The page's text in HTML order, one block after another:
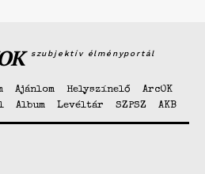
szubjektív élményportál
Ajánlom Helyszínelő
ArcOK
Album Levéltár SZPSZ AKB